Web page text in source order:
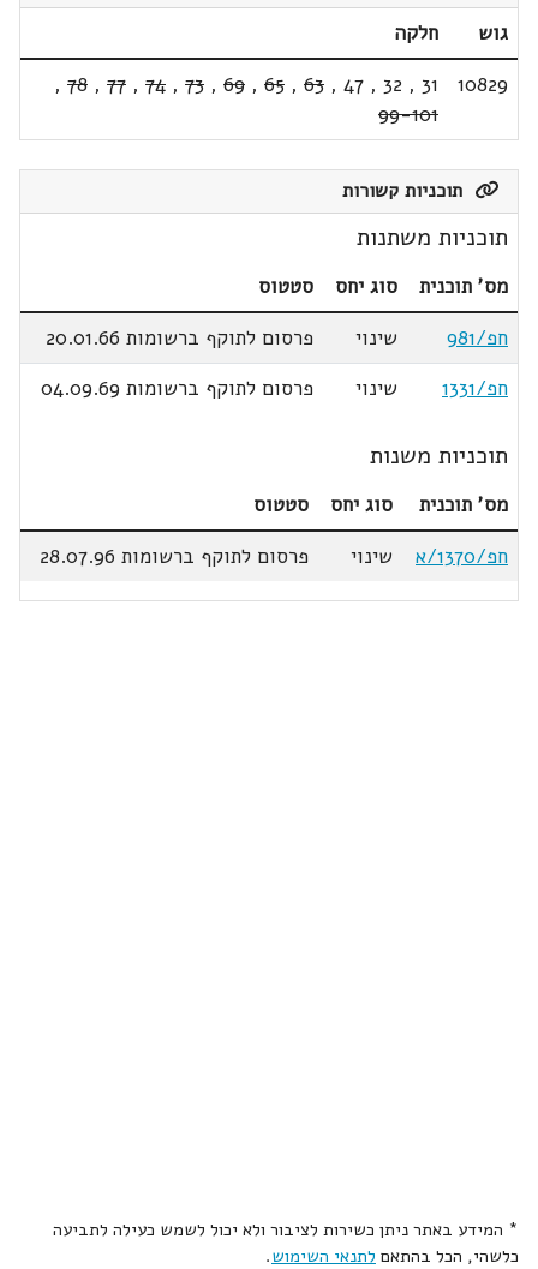
גוש
חלקה
10829
31
,
32
,
47
,
63
,
65
,
69
,
73
,
74
,
77
,
78
,
99-101
תוכניות קשורות
תוכניות משתנות
מס' תוכנית סוג יחס
סטטוס
חפ/981
שינוי
פרסום לתוקף ברשומות 20.01.66
חפ/1331
שינוי פרסום לתוקף ברשומות 04.09.69
תוכניות משנות
מס' תוכנית סוג יחס
סטטוס
חפ/1370/א
שינוי פרסום לתוקף ברשומות 28.07.96
* המידע באתר ניתן כשירות לציבור ולא יכול לשמש כעילה לתביעה
כלשהי, הכל בהתאם לתנאי השימוש.